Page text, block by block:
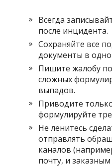
Всегда
после инцидента.
Сохраняйте все
документы в
Пишите жалобу
сложных
выпадов.
Приводите
формулируйте
Не ленитесь
отправлять
каналов
почту, и